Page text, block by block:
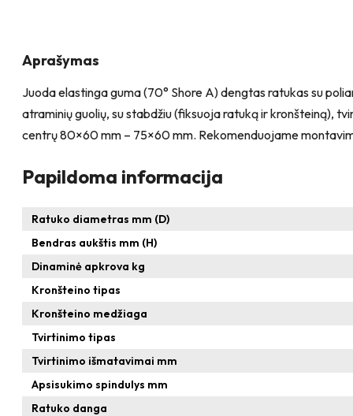
Aprašymas
Juoda elastinga guma (70° Shore A) dengtas ratukas su
atraminių guolių, su stabdžiu (fiksuoja ratuką ir kronšteiną),
centrų 80×60 mm – 75×60 mm. Rekomenduojame
Papildoma informacija
Ratuko diametras mm (D)
Bendras aukštis mm (H)
Dinaminė apkrova kg
Kronšteino tipas
Kronšteino medžiaga
Tvirtinimo tipas
Tvirtinimo išmatavimai mm
Apsisukimo spindulys mm
Ratuko danga